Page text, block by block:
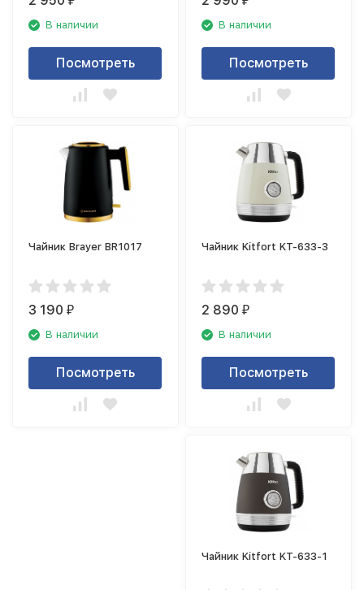
В наличии
Посмотреть
В наличии
Посмотреть
Чайник Brayer BR1017
3 190₽
В наличии
Посмотреть
Чайник Kitfort KT-633-3
2 890₽
В наличии
Посмотреть
Чайник Kitfort KT-633-1